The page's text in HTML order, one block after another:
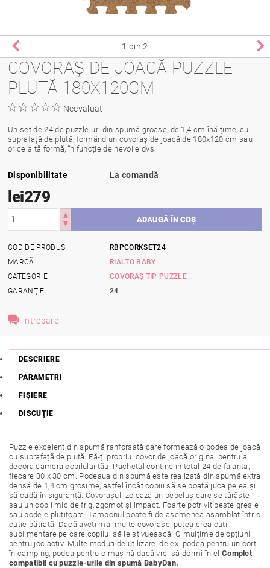
1 din 2
COVORAȘ DE JOACĂ PUZZLE
PLUTĂ 180X120CM
Neevaluat
Un set de 24 de puzzle-uri din spumă groase, de 1,4 cm înălțime, cu
suprafață de plută, formând un covoraș de joacă de 180x120 cm sau
orice altă formă, în funcție de nevoile dvs.
Disponibilitate La comandă
lei279
COD DE PRODUS
RBPCORKSET24
MARCĂ
RIALTO BABY
CATEGORIE
COVORAȘ TIP PUZZLE
GARANŢIE
24
intrebare
DESCRIERE
PARAMETRI
FIŞIERE
DISCUŢIE
Puzzle excelent din spumă ranforsată care formează o podea de joacă
cu suprafață de plută. Fă-ți propriul covor de joacă original pentru a
decora camera copilului tău. Pachetul contine in total 24 de faianta,
fiecare 30 x 30 cm. Podeaua din spumă este realizată din spumă extra
densă de 1,4 cm grosime, astfel încât copiii să se poată juca pe ea și
să cadă în siguranță. Covorașul izolează un bebeluș care se târăște
sau un copil mic de frig, zgomot și impact. Foarte potrivit peste gresie
sau podele plutitoare. Tamponul poate fi de asemenea asamblat într-o
cutie pătrată. Dacă aveți mai multe covorașe, puteți crea cutii
suplimentare pe care copilul să le stivuească. O mulțime de opțiuni
pentru joc activ. Multe moduri de utilizare, de ex. podea pentru un cort
în camping, podea pentru o mașină dacă vrei să dormi în el.Complet
compatibil cu puzzle-urile din spumă BabyDan.